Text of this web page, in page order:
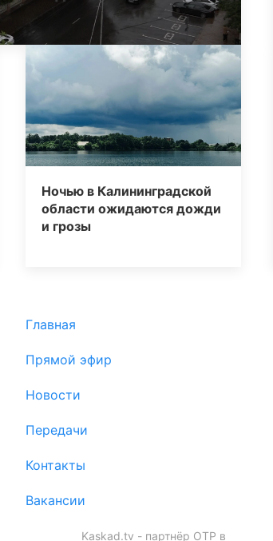
Ночью в Калининградской
области ожидаются дожди
и грозы
Главная
Прямой эфир
Новости
Передачи
Контакты
Вакансии
Kaskad.tv - партнёр ОТР в